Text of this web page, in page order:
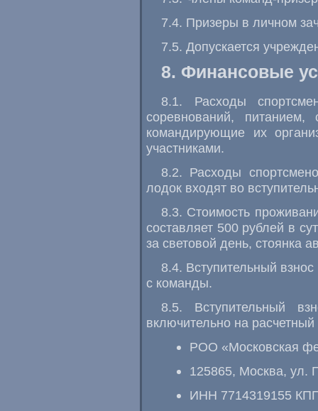
7.4. Призеры в личном
7.5. Допускается
8. Финансовые
8.1. Расходы
соревнований,
командирующие их
участниками.
8.2. Расходы
лодок входят во
8.3. Стоимость
составляет 500 рублей в
за световой день, стоянка
8.4. Вступительный
с команды.
8.5. Вступительный
включительно на расчетный
РОО «Московская
125865, Москва, ул.
ИНН 7714319155